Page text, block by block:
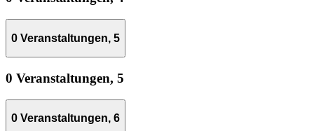
0 Veranstaltungen, 5
0 Veranstaltungen, 5
0 Veranstaltungen, 6